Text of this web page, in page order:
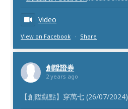
Video
View on Facebook · Share
創陞證券
2 years ago
【創陞觀點】穿萬七 (26/07/2024)